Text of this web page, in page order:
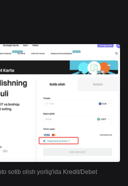
sotib olish yorlig'ida Kredit/Debet